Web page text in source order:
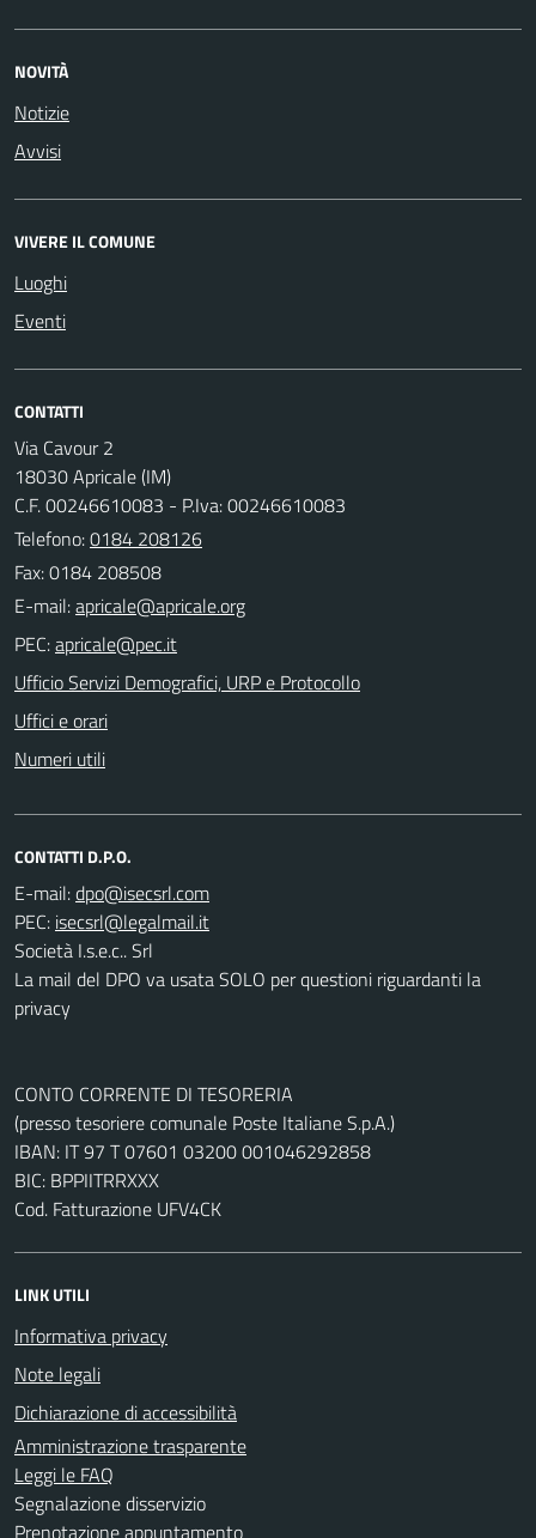
NOVITÀ
Notizie
Avvisi
VIVERE IL COMUNE
Luoghi
Eventi
CONTATTI
Via Cavour 2
18030 Apricale (IM)
C.F. 00246610083 - P.Iva: 00246610083
Telefono:0184 208126
Fax: 0184 208508
E-mail:
PEC:
Ufficio Servizi Demografici, URP e Protocollo
Uffici e orari
Numeri utili
CONTATTI D.P.O.
E-mail:
PEC:
Società I.s.e.c.. Srl
La mail del DPO va usata SOLO per questioni riguardanti la
privacy
CONTO CORRENTE DI TESORERIA
(presso tesoriere comunale Poste Italiane S.p.A.)
IBAN: IT 97 T 07601 03200 001046292858
BIC: BPPIITRRXXX
Cod. Fatturazione UFV4CK
LINK UTILI
Informativa privacy
Note legali
Dichiarazione di accessibilità
Amministrazione trasparente
Leggi le FAQ
Segnalazione disservizio
Prenotazione appuntamento